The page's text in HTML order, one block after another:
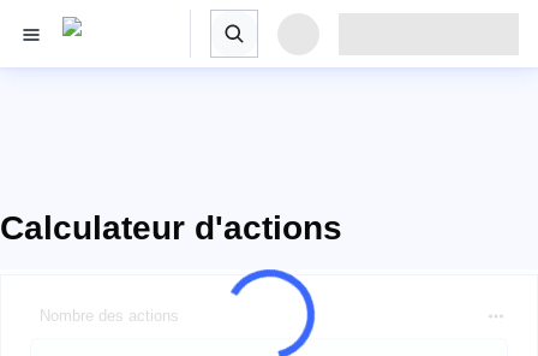
Calculateur d'actions
Nombre des actions